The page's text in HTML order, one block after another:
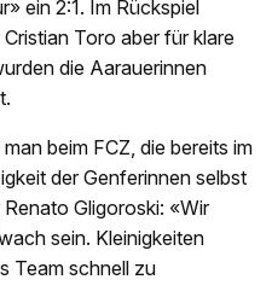
ein 2:1. Im Rückspiel
Toro aber für klare
die Aarauerinnen
beim FCZ, die bereits im
der Genferinnen selbst
Gligoroski: «Wir
sein. Kleinigkeiten
Team schnell zu